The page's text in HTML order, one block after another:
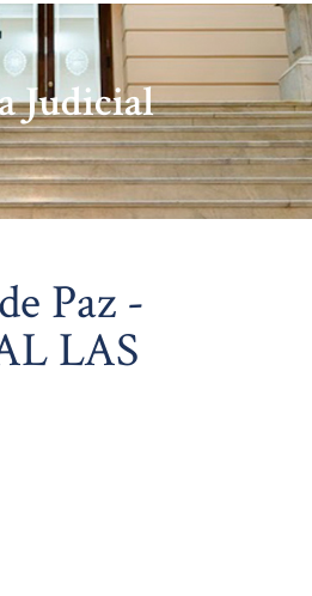
Judicial
Paz -
LAS